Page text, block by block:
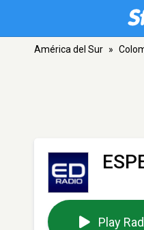
América del Sur »
Play